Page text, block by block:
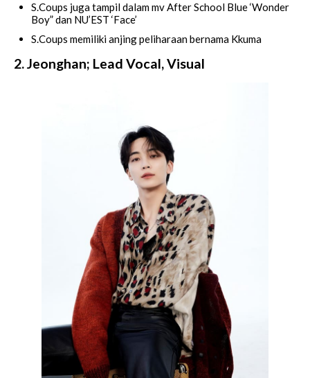
S.Coups juga tampil dalam mv After School Blue ‘Wonder
Boy” dan NU’EST ‘Face’
S.Coups memiliki anjing peliharaan bernama Kkuma
2. Jeonghan; Lead Vocal, Visual